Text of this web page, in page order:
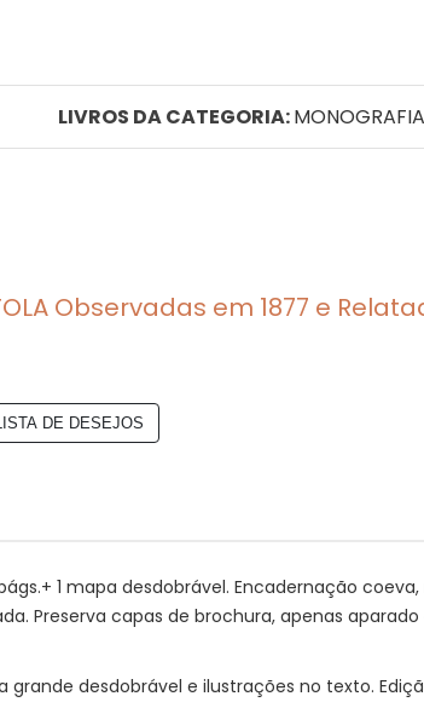
LIVROS DA CATEGORIA:
Observadas em 1877 e
DE DESEJOS
1 mapa desdobrável. Encadernação
Preserva capas de brochura, apenas
desdobrável e ilustrações no texto.